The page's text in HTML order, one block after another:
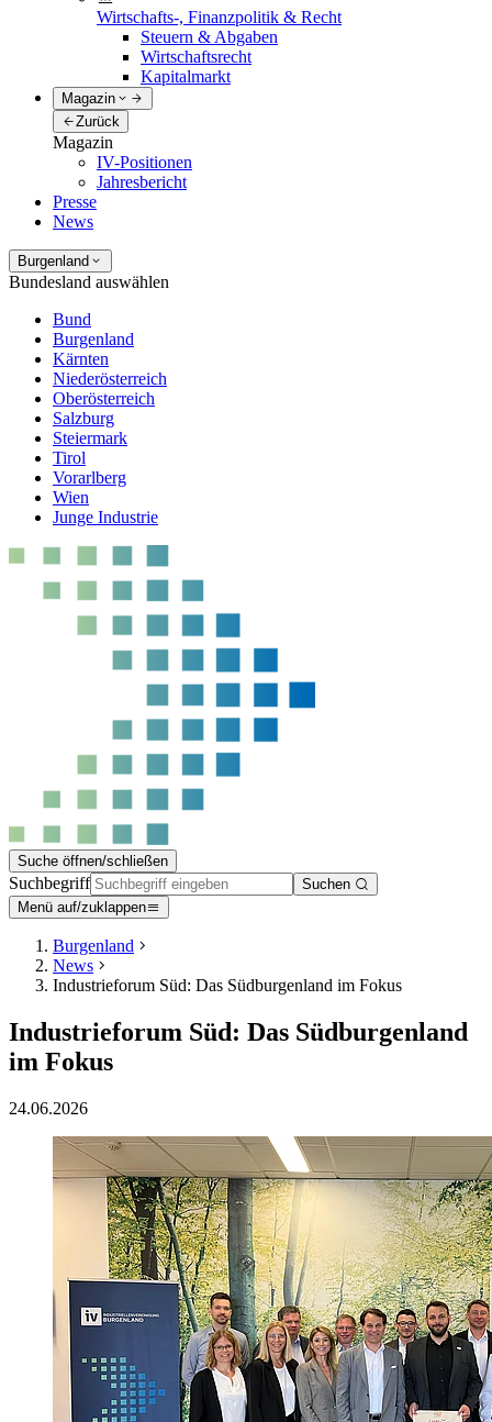
Wirtschafts-, Finanzpolitik & Recht
Steuern & Abgaben
Wirtschaftsrecht
Kapitalmarkt
Magazin
Zurück
Magazin
IV-Positionen
Jahresbericht
Presse
News
Burgenland
Bundesland auswählen
Bund
Burgenland
Kärnten
Niederösterreich
Oberösterreich
Salzburg
Steiermark
Tirol
Vorarlberg
Wien
Junge Industrie
Suche öffnen/schließen
Suchbegriff
Suchen
Menü auf/zuklappen
Burgenland
News
Industrieforum Süd: Das Südburgenland im Fokus
Industrieforum Süd: Das Südburgenland
im Fokus
24.06.2026